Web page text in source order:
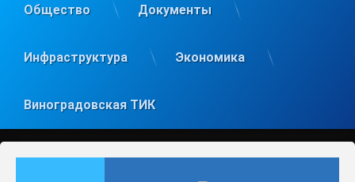
Общество Документы
Инфраструктура Экономика
Виноградовская ТИК